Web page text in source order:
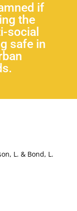
if
the
social
safe in
L. & Bond, L.